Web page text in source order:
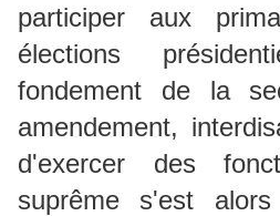
participer aux
élections
fondement de la
amendement,
d'exercer des
suprême s'est